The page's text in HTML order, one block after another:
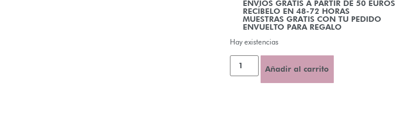
ENVÍOS GRATIS A PARTIR DE 50 EUROS
RECÍBELO EN 48-72 HORAS
MUESTRAS GRATIS CON TU PEDIDO
ENVUELTO PARA REGALO
Hay existencias
Añadir al carrito